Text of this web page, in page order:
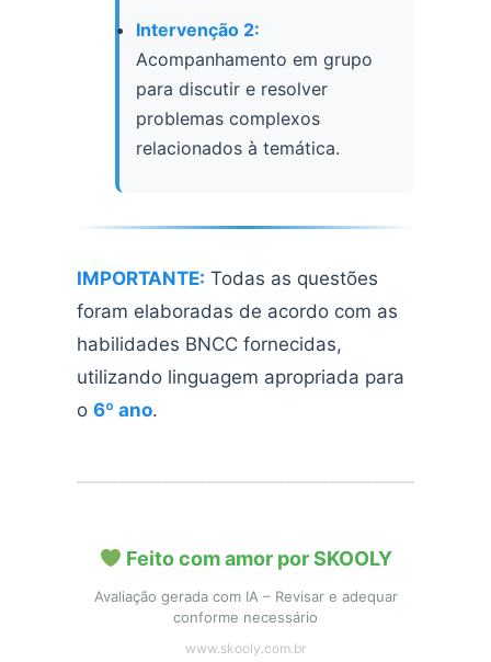
Intervenção 2:
Acompanhamento em grupo
para discutir e resolver
problemas complexos
relacionados à temática.
IMPORTANTE: Todas as questões
foram elaboradas de acordo com as
habilidades BNCC fornecidas,
utilizando linguagem apropriada para
o 6º ano.
Feito com amor por SKOOLY
Avaliação gerada com IA – Revisar e adequar
conforme necessário
www.skooly.com.br